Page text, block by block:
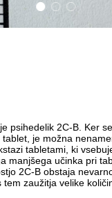
1 2 3
psihedelik 2C-B. Ker
tablet, je možna
tabletami, ki
manjšega učinka pri
2C-B obstaja
tem zaužitja velike